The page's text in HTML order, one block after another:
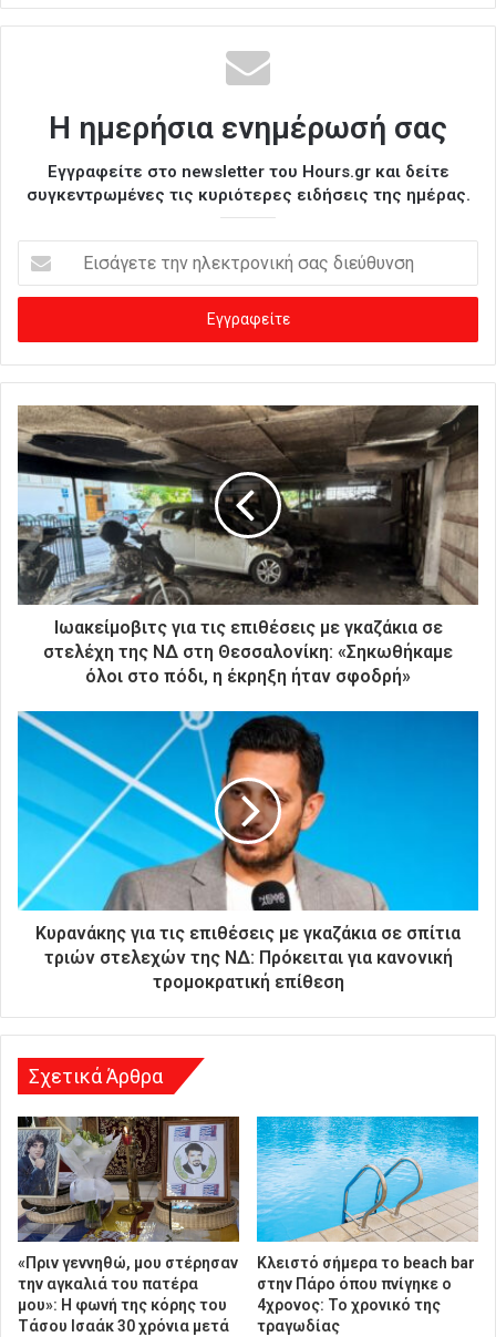
Η ημερήσια ενημέρωσή σας
Εγγραφείτε στο newsletter του Hours.gr και δείτε
συγκεντρωμένες τις κυριότερες ειδήσεις της ημέρας.
σ
γ
ε
ε
τ
ν
λ
ε
κ
τ
κ
σ
ς
ύ
η
Ιωακείμοβιτς για τις επιθέσεις με γκαζάκια σε
στελέχη της ΝΔ στη Θεσσαλονίκη: «Σηκωθήκαμε
όλοι στο πόδι, η έκρηξη ήταν σφοδρή»
Κυρανάκης για τις επιθέσεις με γκαζάκια σε σπίτια
τριών στελεχών της ΝΔ: Πρόκειται για κανονική
τρομοκρατική επίθεση
Σχετικά Άρθρα
«Πριν γεννηθώ, μου στέρησαν
την αγκαλιά του πατέρα
μου»: Η φωνή της κόρης του
Τάσου Ισαάκ 30 χρόνια μετά
Κλειστό σήμερα το beach bar
στην Πάρο όπου πνίγηκε ο
4χρονος: Το χρονικό της
τραγωδίας